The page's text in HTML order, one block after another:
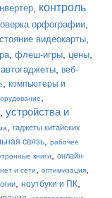
контроль
орфографии
видеокарты
флеш-игры цены
автогаджеты веб-
компьютеры и
устройства и
гаджеты китайских
связь
рабочее
книги
онлайн-
и сети оптимизация
ноутбуки и ПК